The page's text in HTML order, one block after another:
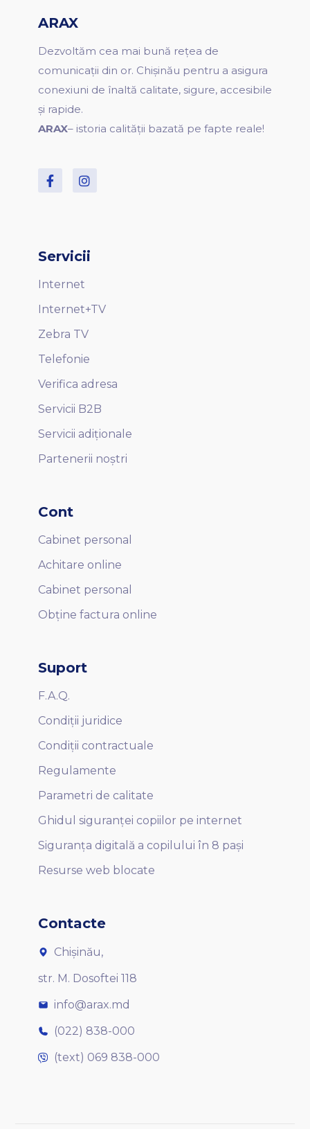
ARAX
Dezvoltăm cea mai bună rețea de
comunicații din or. Chișinău pentru a asigura
conexiuni de înaltă calitate, sigure, accesibile
și rapide.
ARAX– istoria calității bazată pe fapte reale!
Servicii
Internet
Internet+TV
Zebra TV
Telefonie
Verifica adresa
Servicii B2B
Servicii adiționale
Partenerii noștri
Cont
Cabinet personal
Achitare online
Cabinet personal
Obține factura online
Suport
F.A.Q.
Condiții juridice
Condiții contractuale
Regulamente
Parametri de calitate
Ghidul siguranței copiilor pe internet
Siguranța digitală a copilului în 8 pași
Resurse web blocate
Contacte
Chișinău,
str. M. Dosoftei 118
info@arax.md
(022) 838-000
(text) 069 838-000